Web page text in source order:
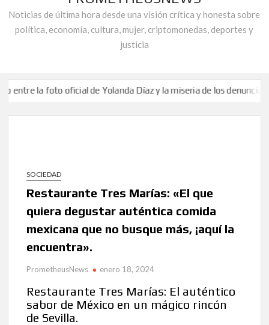
Noticias de última hora desde una visión crítica y honesta sobre
política, economía, cultura, mujer, criptomonedas, deportes y
justicia
foto oficial de Yolanda Díaz y la miseria de los denunciantes de
la Corrupción» responde a Juan Carlos Abascal Candás, Alcalde
SOCIEDAD
Restaurante Tres Marías: «El que
quiera degustar auténtica comida
mexicana que no busque más, ¡aquí la
encuentra».
PrometheusNews enero 18, 2024
Restaurante Tres Marías: El auténtico
sabor de México en un mágico rincón
de Sevilla.